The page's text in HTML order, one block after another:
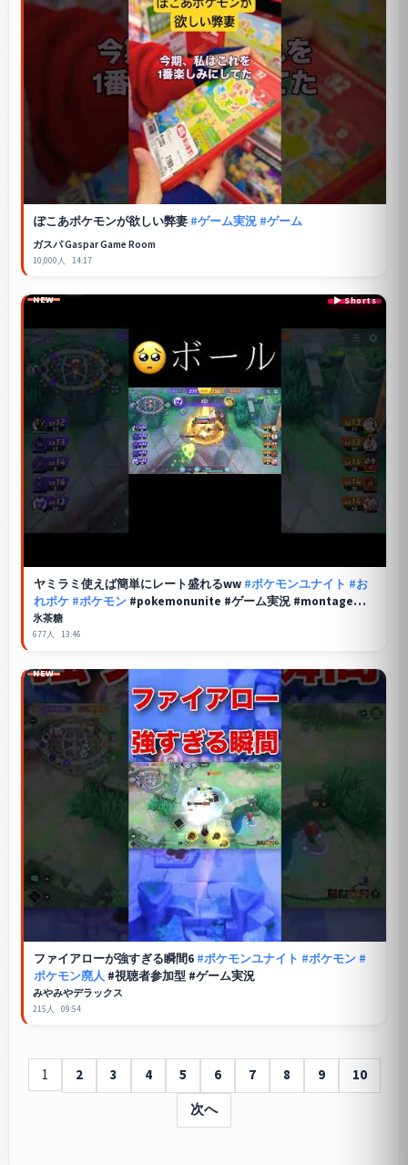
ぽこあポケモンが欲しい弊妻 #ゲーム実況 #ゲーム
ガスパ Gaspar Game Room
10,000人 14:17
ヤミラミ使えば簡単にレート盛れるww #ポケモンユナイト #お
れポケ #ポケモン#pokemonunite #ゲーム実況 #montage
#shorts #pokemon
NEW
氷茶糖
677人 13:46
ファイアローが強すぎる瞬間6 #ポケモンユナイト #ポケモン #
ポケモン廃人 #視聴者参加型 #ゲーム実況
NEW
みやみやデラックス
215人 09:54
1 2 3 4 5 6 7 8 9
10
次へ